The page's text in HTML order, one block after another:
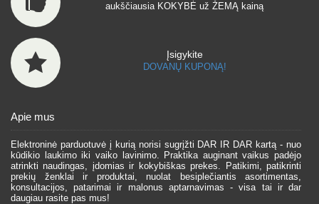
aukščiausia KOKYBĖ už ŽEMĄ kainą
Įsigykite
DOVANŲ KUPONĄ!
Apie mus
Elektroninė parduotuvė į kurią norisi sugrįžti DAR IR DAR kartą - nuo
kūdikio laukimo iki vaiko lavinimo. Praktika auginant vaikus padėjo
atrinkti naudingas, įdomias ir kokybiškas prekes. Patikimi, patikrinti
prekių ženklai ir produktai, nuolat besiplečiantis asortimentas,
konsultacijos, patarimai ir malonus aptarnavimas - visa tai ir dar
daugiau rasite pas mus!